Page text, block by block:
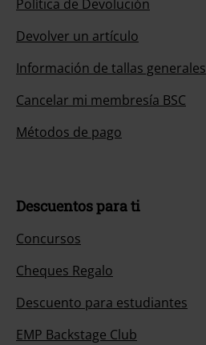
Política de Devolución
Devolver un artículo
Información de tallas generales
Cancelar mi membresía BSC
Métodos de pago
Descuentos para ti
Concursos
Cheques Regalo
Descuento para estudiantes
EMP Backstage Club